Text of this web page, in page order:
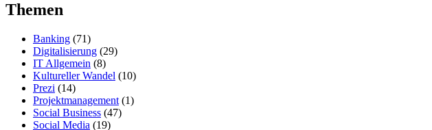
Themen
Banking (71)
Digitalisierung (29)
IT Allgemein (8)
Kultureller Wandel (10)
Prezi (14)
Projektmanagement (1)
Social Business (47)
Social Media (19)